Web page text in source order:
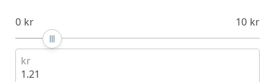
0 kr 10 kr
kr
1.21